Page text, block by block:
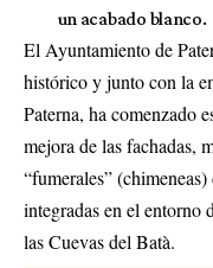
un acabado blanco.
El Ayuntamiento de
histórico y junto con la
Paterna, ha comenzado
mejora de las fachadas,
“fumerales”
integradas en el entorno
las Cuevas del Batà.